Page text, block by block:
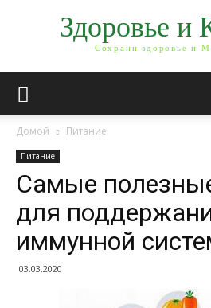
Здоровье и
Сохрани здоровье и
Домой Питание
Питание
Самые
для
иммунной
03.03.2020